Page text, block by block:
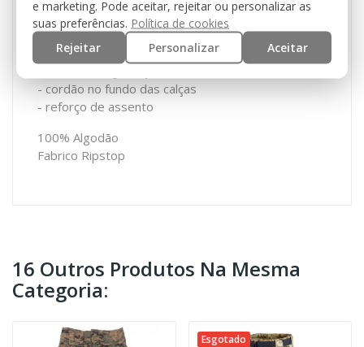
- joelheiras podem ser reforçadas com estofos
- 2 bolsos de perna laterais com fecho em velcro
- 2 bolsos de perna laterais com fecho em velcro e
- cordão no fundo das calças
- reforço de assento
100% Algodão
Fabrico Ripstop
16 Outros Produtos Na Mesma
Categoria:
Esgotado
e marketing. Pode aceitar, rejeitar ou personalizar as
suas preferências. Política de cookies
Rejeitar
Personalizar Aceitar